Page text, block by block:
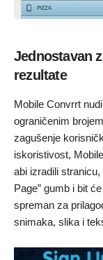
Jednostavan
rezultate
Mobile Convrrt
ograničenim
zagušenje
iskoristivost,
abi izradili
Page” gumb i bit
spreman za
snimaka, slika i